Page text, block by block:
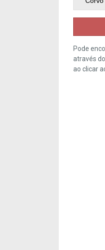
Pode
através
ao clicar